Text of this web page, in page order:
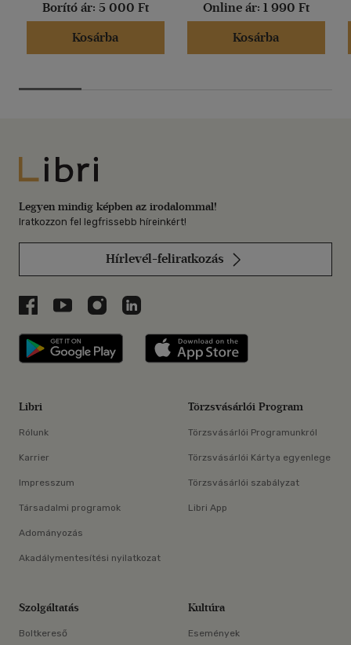
Borító ár: 5 000 Ft
Kosárba
Online ár: 1 990 Ft
Kosárba
Libri
Legyen mindig képben az irodalommal!
Iratkozzon fel legfrissebb híreinkért!
Hírlevél-feliratkozás
Libri a Facebookon
Libri a Youtube-on
Libri az Instagramon
Libri a LinkedInen
Libri applikáció Szerezd meg: Google
Libri
Rólunk
Karrier
Impresszum
Társadalmi programok
Adományozás
Akadálymentesítési nyilatkozat
Törzsvásárlói Program
Törzsvásárlói Programunkról
Törzsvásárlói Kártya egyenlege
Törzsvásárlói szabályzat
Libri App
Szolgáltatás
Boltkereső
Kultúra
Események